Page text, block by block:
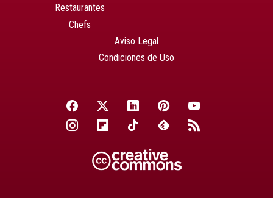
Restaurantes
Chefs
Aviso Legal
Condiciones de Uso